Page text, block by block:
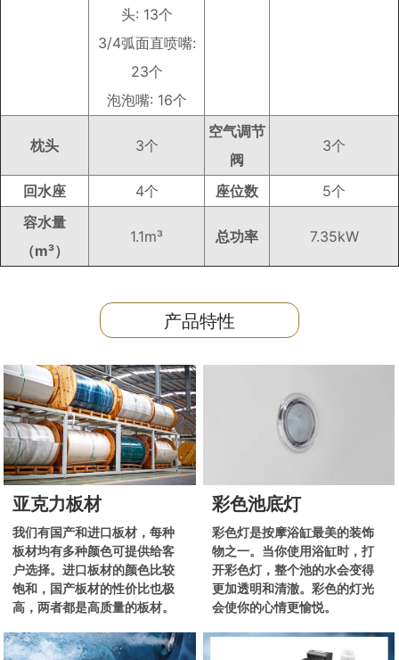
头: 13个
3/4弧面直喷嘴:
23个
泡泡嘴: 16个
枕头 3个
空气调节
阀
3个
回水座 4个 座位数
5个
容水量
（m³）
1.1m³ 总功率 7.35kW
产品特性
亚克力板材
我们有国产和进口板材，每种
板材均有多种颜色可提供给客
户选择。进口板材的颜色比较
饱和，国产板材的性价比也极
高，两者都是高质量的板材。
彩色池底灯
彩色灯是按摩浴缸最美的装饰
物之一。当你使用浴缸时，打
开彩色灯，整个池的水会变得
更加透明和清澈。彩色的灯光
会使你的心情更愉悦。